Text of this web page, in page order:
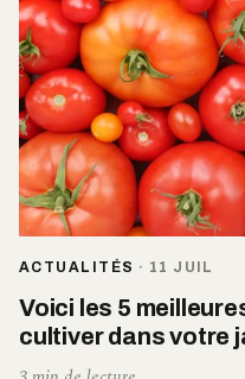
ACTUALITÉS · 11 JUIL
Voici les 5
cultiver dans votre